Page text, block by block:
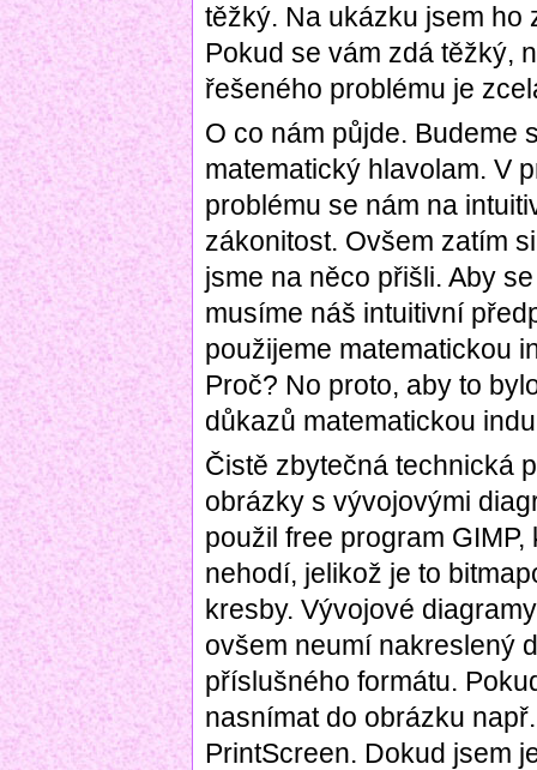
těžký. Na ukázku jsem ho
Pokud se vám zdá těžký,
řešeného problému je
O co nám půjde. Budeme
matematický hlavolam. V
problému se nám na
zákonitost. Ovšem zatím
jsme na něco přišli. Aby
musíme náš intuitivní
použijeme matematickou
Proč? No proto, aby to
důkazů matematickou
Čistě zbytečná technická
obrázky s vývojovými
použil free program
nehodí, jelikož je to
kresby. Vývojové
ovšem neumí nakreslený
příslušného formátu.
nasnímat do obrázku
PrintScreen. Dokud jsem